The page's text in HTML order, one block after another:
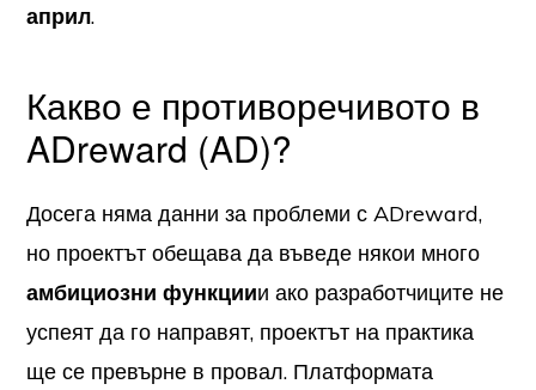
април.
Какво е противоречивото в
ADreward (AD)?
Досега няма данни за проблеми с ADreward,
но проектът обещава да въведе някои много
амбициозни функциии ако разработчиците не
успеят да го направят, проектът на практика
ще се превърне в провал. Платформата